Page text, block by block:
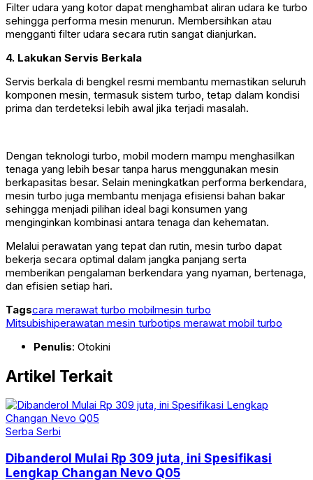
Filter udara yang kotor dapat menghambat aliran udara ke turbo
sehingga performa mesin menurun. Membersihkan atau
mengganti filter udara secara rutin sangat dianjurkan.
4. Lakukan Servis Berkala
Servis berkala di bengkel resmi membantu memastikan seluruh
komponen mesin, termasuk sistem turbo, tetap dalam kondisi
prima dan terdeteksi lebih awal jika terjadi masalah.
Dengan teknologi turbo, mobil modern mampu menghasilkan
tenaga yang lebih besar tanpa harus menggunakan mesin
berkapasitas besar. Selain meningkatkan performa berkendara,
mesin turbo juga membantu menjaga efisiensi bahan bakar
sehingga menjadi pilihan ideal bagi konsumen yang
menginginkan kombinasi antara tenaga dan kehematan.
Melalui perawatan yang tepat dan rutin, mesin turbo dapat
bekerja secara optimal dalam jangka panjang serta
memberikan pengalaman berkendara yang nyaman, bertenaga,
dan efisien setiap hari.
Tagscara merawat turbo mobilmesin turbo
Mitsubishiperawatan mesin turbotips merawat mobil turbo
Penulis: Otokini
Artikel Terkait
Serba Serbi
Dibanderol Mulai Rp 309 juta, ini Spesifikasi
Lengkap Changan Nevo Q05